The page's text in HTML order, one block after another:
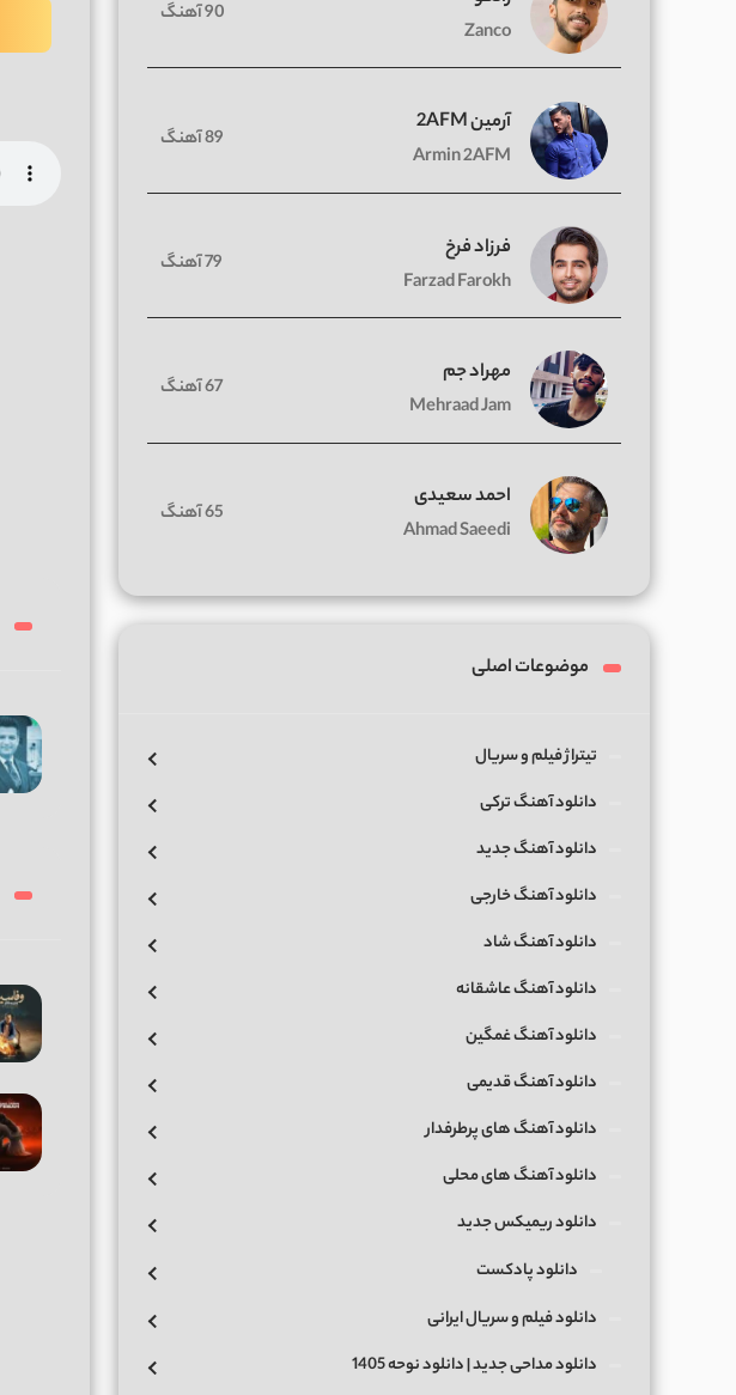
Zanco
90 آهنگ
آرمین 2AFM
Armin 2AFM
89 آهنگ
فرزاد فرخ
Farzad Farokh
79 آهنگ
مهراد جم
Mehraad Jam
67 آهنگ
احمد سعیدی
Ahmad Saeedi
65 آهنگ
موضوعات اصلی
تیتراژ فیلم و سریال
دانلود آهنگ ترکی
دانلود آهنگ جدید
دانلود آهنگ خارجی
دانلود آهنگ شاد
دانلود آهنگ عاشقانه
دانلود آهنگ غمگین
دانلود آهنگ قدیمی
دانلود آهنگ های پرطرفدار
دانلود آهنگ های محلی
دانلود ریمیکس جدید
دانلود پادکست
دانلود فیلم و سریال ایرانی
دانلود مداحی جدید | دانلود نوحه 1405